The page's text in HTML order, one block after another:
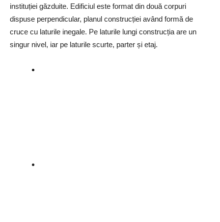
instituției găzduite. Edificiul este format din două corpuri
dispuse perpendicular, planul construcției având formă de
cruce cu laturile inegale. Pe laturile lungi construcția are un
singur nivel, iar pe laturile scurte, parter și etaj.